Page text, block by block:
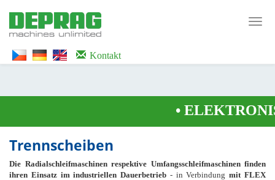
WTG9QS7C" height="0" width="0" style="display:none;visibility:hidden">
</iframe></noscript>
Kontakt
•
Trennscheiben
Die Radialschleifmaschinen respektive Umfangsschleifmaschinen finden
ihren Einsatz im industriellen Dauerbetrieb - in Verbindungmit FLEX